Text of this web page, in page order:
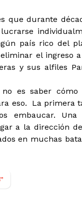
que durante
país rico del
el ingreso
y sus alfiles
es saber
eso. La primera
embaucar.
a la dirección
en muchas